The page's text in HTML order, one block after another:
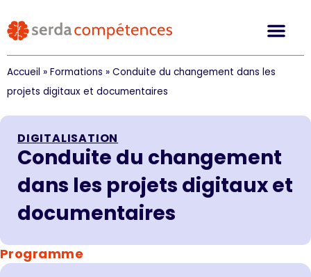
Accueil » Formations » Conduite du changement dans les
projets digitaux et documentaires
DIGITALISATION
Conduite du changement
dans les projets digitaux et
documentaires
Programme